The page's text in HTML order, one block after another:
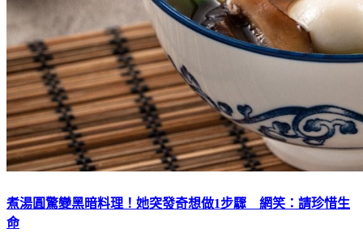
煮湯圓驚變黑暗料理！她突發奇想做1步驟 網笑：請珍惜生
命